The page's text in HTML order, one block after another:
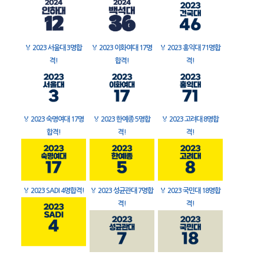
🏅 2023 서울대 3명합
격!
🏅 2023 이화여대 17명
합격!
🏅 2023 홍익대 71명합
격!
🏅 2023 숙명여대 17명
합격!
🏅 2023 한예종 5명합
격!
🏅 2023 고려대 8명합
격!
🏅 2023 SADI 4명합격! 🏅 2023 성균관대 7명합
격!
🏅 2023 국민대 18명합
격!